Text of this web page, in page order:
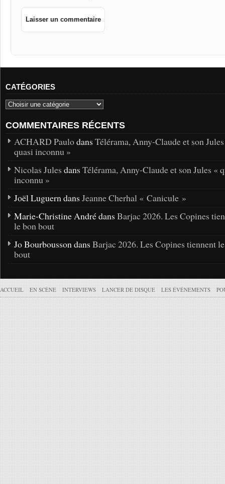
CATÉGORIES
COMMENTAIRES RÉCENTS
ACHARD Paulodans Télérama, Anny-Claude et son
quasi inconnu »
Nicolas Jules dans Télérama, Anny-Claude et son Jules «
inconnu »
Joël Luguern dans Jeanne Cherhal « Canicule »
Marie-Christine André dans Barjac 2026. Les Copines
le bon bout
Jo Bourbousson dans Barjac 2026. Les Copines tiennent
bout
ACCUEIL EN SCÈNE INTERVIEWS LANCER DE DISQUE LES ÉVÉNEMENTS